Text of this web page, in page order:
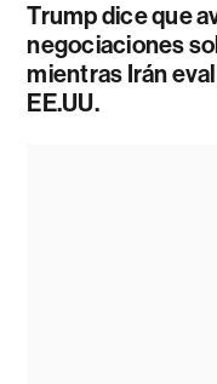
Trump dice que
negociaciones
mientras Irán
EE.UU.